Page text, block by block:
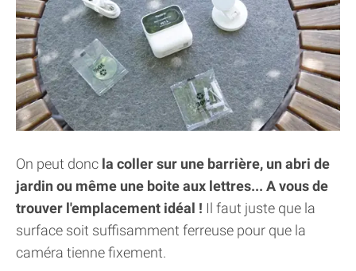
On peut donc la coller sur une barrière, un abri de
jardin ou même une boite aux lettres... A vous de
trouver l'emplacement idéal ! Il faut juste que la
surface soit suffisamment ferreuse pour que la
caméra tienne fixement.